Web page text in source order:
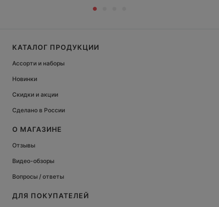
КАТАЛОГ ПРОДУКЦИИ
Ассорти и наборы
Новинки
Скидки и акции
Сделано в России
О МАГАЗИНЕ
Отзывы
Видео-обзоры
Вопросы / ответы
ДЛЯ ПОКУПАТЕЛЕЙ